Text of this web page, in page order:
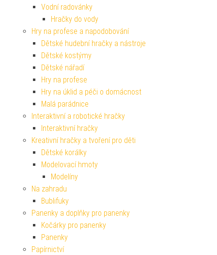
Vodní radovánky
Hračky do vody
Hry na profese a napodobování
Dětské hudební hračky a nástroje
Dětské kostýmy
Dětské nářadí
Hry na profese
Hry na úklid a péči o domácnost
Malá parádnice
Interaktivní a robotické hračky
Interaktivní hračky
Kreativní hračky a tvoření pro děti
Dětské korálky
Modelovací hmoty
Modelíny
Na zahradu
Bublifuky
Panenky a doplňky pro panenky
Kočárky pro panenky
Panenky
Papírnictví